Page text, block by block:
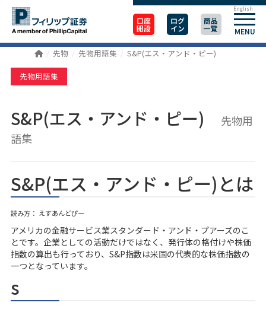
口座
開設
ログ
イン
商品
一覧 MENU
English
先物 先物用語集 S&P(エス・アンド・ピー)
先物用語集
S&P(エス・アンド・ピー)
先物用
語集
S&P(エス・アンド・ピー)とは
読み方： えすあんどぴー
アメリカの金融サービス業スタンダード・アンド・プアーズのこ
とです。企業としての活動だけではなく、発行体の格付けや株価
指数の算出も行っており、S&P指数は米国の代表的な株価指数の
一つとなっています。
s